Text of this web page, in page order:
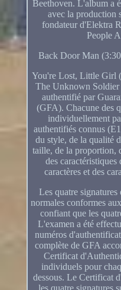
Beethoven. L'album a
avec la production
fondateur d'Elektra
People
Back Door Man
You're Lost, Little Girl
The Unknown Soldier
authentifié par
(GFA). Chacune des
individuellement
authentifiés connus
du style, de la qualité
taille, de la proportion,
des
caractères et des
Les quatre signatures
normales conformes
confiant que les
L'examen a été
numéros
complète de GFA
Certificat
individuels pour
dessous. Le Certificat
les quatre signatures